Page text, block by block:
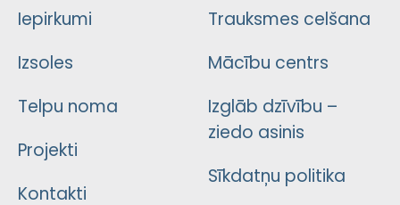
Iepirkumi
Izsoles
Telpu noma
Projekti
Kontakti
Trauksmes celšana
Mācību centrs
Izglāb dzīvību –
ziedo asinis
Sīkdatņu politika